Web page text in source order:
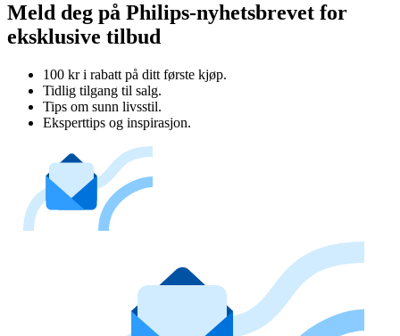
Meld deg på Philips-nyhetsbrevet for
eksklusive tilbud
100 kr i rabatt på ditt første kjøp.
Tidlig tilgang til salg.
Tips om sunn livsstil.
Eksperttips og inspirasjon.